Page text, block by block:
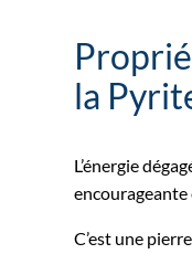
la
L’énergie
C’est une